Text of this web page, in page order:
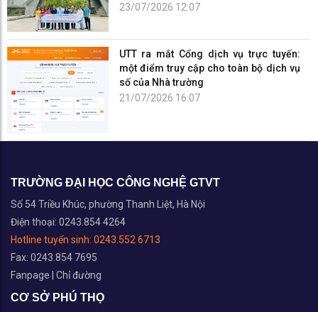
23/07/2026 12:07
UTT ra mắt Cổng dịch vụ trực tuyến:
một điểm truy cập cho toàn bộ dịch vụ
số của Nhà trường
21/07/2026 16:07
TRƯỜNG ĐẠI HỌC CÔNG NGHỆ GTVT
Số 54 Triều Khúc, phường Thanh Liệt, Hà Nội
Điện thoại: 0243.854 4264
Hotline tuyển sinh: 0243.552 6713
Fax: 0243.854 7695
Fanpage
Chỉ đường
CƠ SỞ PHÚ THỌ